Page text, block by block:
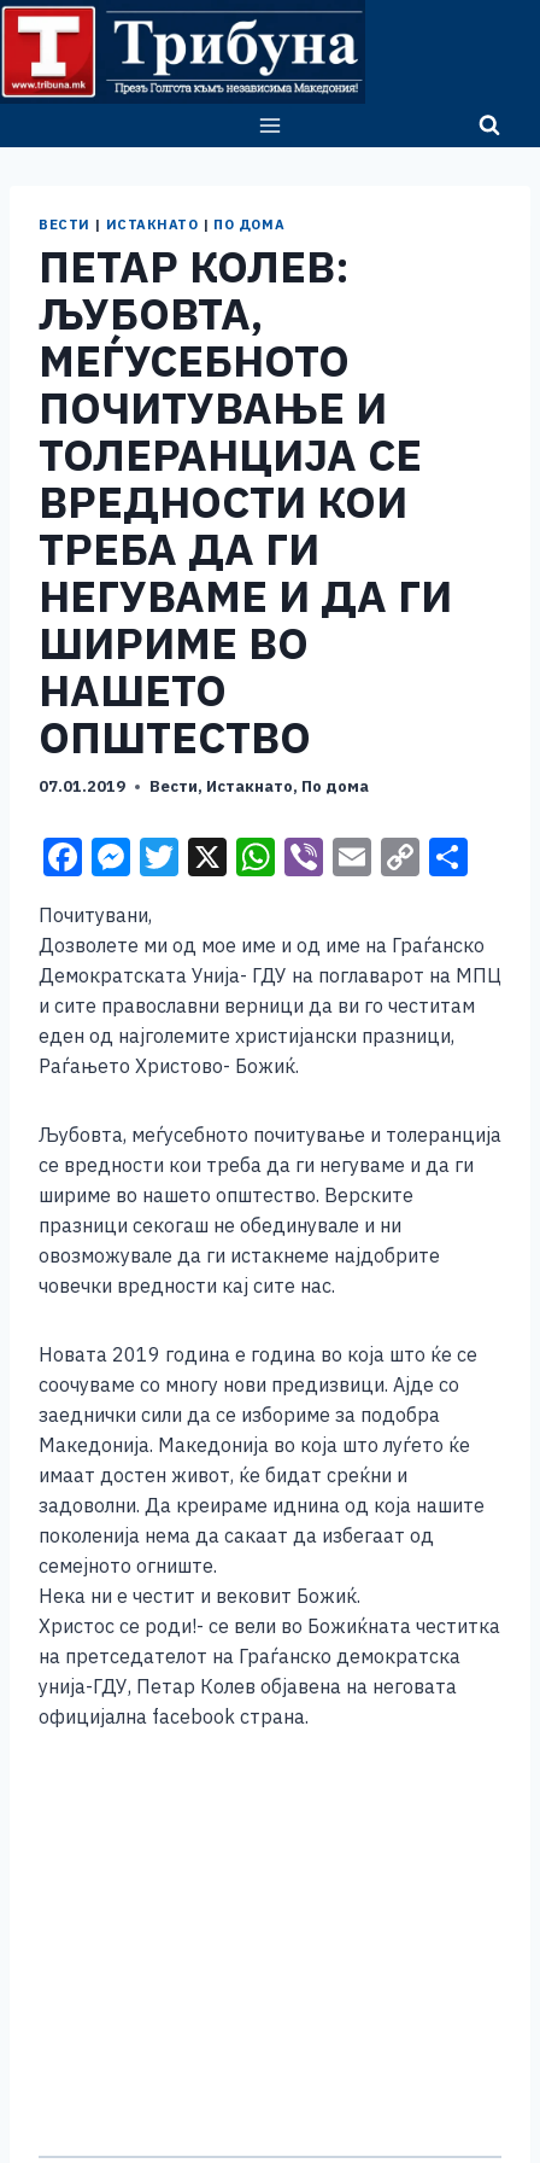
Skip
content
ВЕСТИ | ИСТАКНАТО | ПО ДОМА
ПЕТАР КОЛЕВ:
ЉУБОВТА,
МЕЃУСЕБНОТО
ПОЧИТУВАЊЕ И
ТОЛЕРАНЦИЈА СЕ
ВРЕДНОСТИ КОИ
ТРЕБА ДА ГИ
НЕГУВАМЕ И ДА ГИ
ШИРИМЕ ВО
НАШЕТО
ОПШТЕСТВО
07.01.2019 Вести, Истакнато, По дома
F
c
e
b
o
o
k
M
ss
e
n
g
er
T
tt
er
X W
at
s
A
p
p
Vi
er
E
ai
l
C
p
y
Li
n
ar
e
Почитувани,
Дозволете ми од мое име и од име на Граѓанско
Демократската Унија- ГДУ на поглаварот на МПЦ
и сите православни верници да ви го честитам
еден од најголемите христијански празници,
Раѓањето Христово- Божиќ.
Љубовта, меѓусебното почитување и толеранција
се вредности кои треба да ги негуваме и да ги
шириме во нашето општество. Верските
празници секогаш не обединувале и ни
овозможувале да ги истакнеме најдобрите
човечки вредности кај сите нас.
Новата 2019 година е година во која што ќе се
соочуваме со многу нови предизвици. Ајде со
заеднички сили да се избориме за подобра
Македонија. Македонија во која што луѓето ќе
имаат достен живот, ќе бидат среќни и
задоволни. Да креираме иднина од која нашите
поколенија нема да сакаат да избегаат од
семејното огниште.
Нека ни е честит и вековит Божиќ.
Христос се роди!- се вели во Божиќната честитка
на претседателот на Граѓанско демократска
унија-ГДУ, Петар Колев објавена на неговата
официјална facebook страна.